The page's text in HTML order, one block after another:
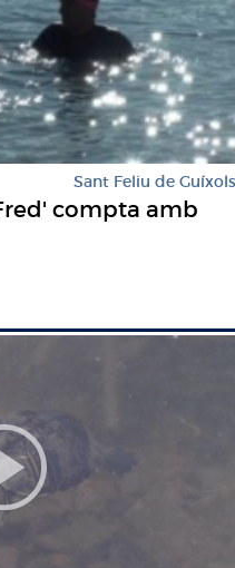
Sant Feliu de Guíxols
compta amb